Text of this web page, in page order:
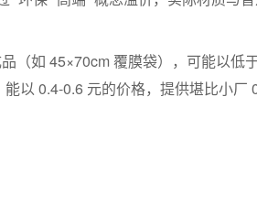
（如 45×70cm 覆膜袋），可能以低
以 0.4-0.6 元的价格，提供堪比小厂